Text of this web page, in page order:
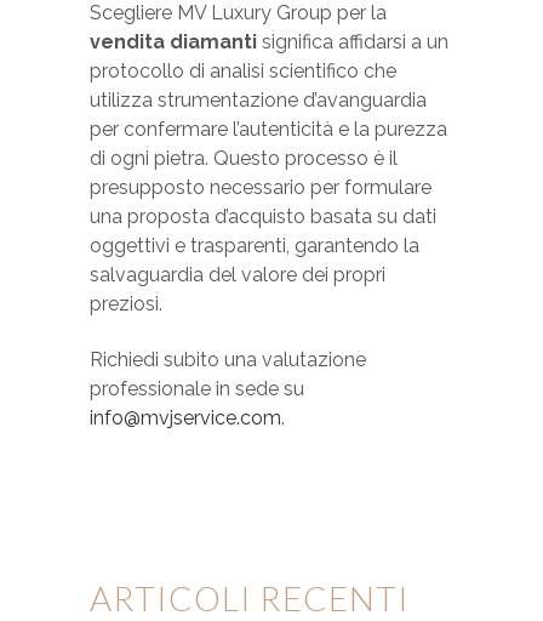
Scegliere MV Luxury Group per la
vendita diamanti significa affidarsi a un
protocollo di analisi scientifico che
utilizza strumentazione d’avanguardia
per confermare l’autenticità e la purezza
di ogni pietra. Questo processo è il
presupposto necessario per formulare
una proposta d’acquisto basata su dati
oggettivi e trasparenti, garantendo la
salvaguardia del valore dei propri
preziosi.
Richiedi subito una valutazione
professionale in sede su
info@mvjservice.com.
ARTICOLI RECENTI